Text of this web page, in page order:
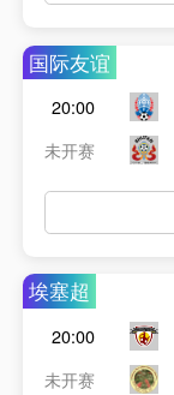
国际友谊
20:00
未开赛
埃塞超
20:00
未开赛